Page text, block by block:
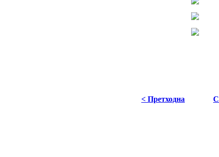
< Претходна